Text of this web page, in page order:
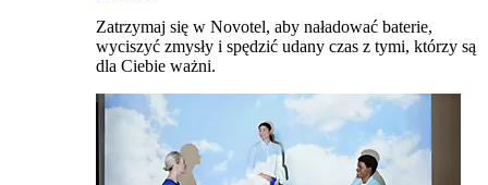
Zatrzymaj się w Novotel, aby naładować baterie,
wyciszyć zmysły i spędzić udany czas z tymi, którzy są
dla Ciebie ważni.